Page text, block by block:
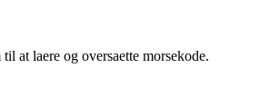
at laere og oversaette morsekode.